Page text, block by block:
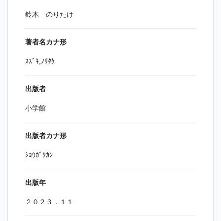
鈴木 のりたけ
著者名カナ形
ｽｽﾞｷ,ﾉﾘﾀｹ
出版者
小学館
出版者カナ形
ｼｮｳｶﾞｸｶﾝ
出版年
２０２３．１１